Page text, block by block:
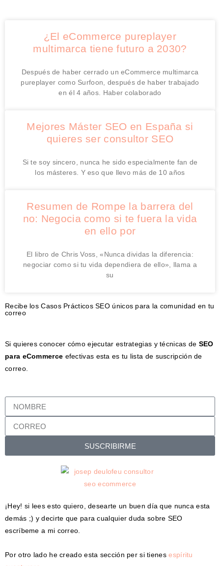
¿El eCommerce pureplayer
multimarca tiene futuro a 2030?
Después de haber cerrado un eCommerce multimarca
pureplayer como Surfoon, después de haber trabajado
en él 4 años. Haber colaborado
Mejores Máster SEO en España si
quieres ser consultor SEO
Si te soy sincero, nunca he sido especialmente fan de
los másteres. Y eso que llevo más de 10 años
Resumen de Rompe la barrera del
no: Negocia como si te fuera la vida
en ello por
El libro de Chris Voss, «Nunca dividas la diferencia:
negociar como si tu vida dependiera de ello», llama a
su
Recibe los Casos Prácticos SEO únicos para la comunidad en tu
correo
Si quieres conocer cómo ejecutar estrategias y técnicas de SEO
para eCommerce efectivas esta es tu lista de suscripción de
correo.
SUSCRIBIRME
¡Hey! si lees esto quiero, desearte un buen día que nunca esta
demás ;) y decirte que para cualquier duda sobre SEO
escríbeme a mi correo.
Por otro lado he creado esta sección per si tienesespíritu